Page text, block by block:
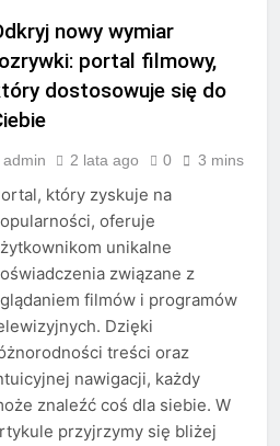
nowy wymiar
portal filmowy,
dostosowuje się do
admin 2 lata ago 0 3 mins
który zyskuje na
oferuje
unikalne
związane z
filmów i programów
Dzięki
treści oraz
nawigacji, każdy
znaleźć coś dla siebie. W
przyjrzymy się bliżej